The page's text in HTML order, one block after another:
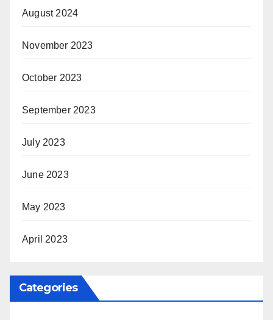
August 2024
November 2023
October 2023
September 2023
July 2023
June 2023
May 2023
April 2023
Categories